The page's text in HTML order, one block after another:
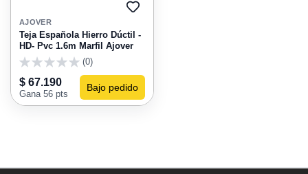
AGREGAR
FAVORITOS
AJOVER
Teja Española Hierro Dúctil -
HD- Pvc 1.6m Marfil Ajover
(0)
$ 67.190
Gana 56 pts
Bajo pedido